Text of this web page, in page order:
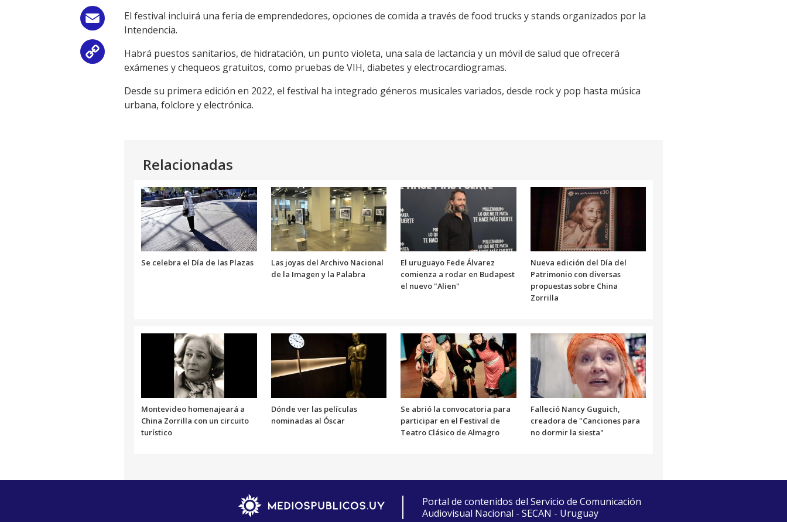
Email
Copy
El festival incluirá una feria de emprendedores, opciones de comida a través de food trucks y stands organizados por la
Intendencia.
Habrá puestos sanitarios, de hidratación, un punto violeta, una sala de lactancia y un móvil de salud que ofrecerá
exámenes y chequeos gratuitos, como pruebas de VIH, diabetes y electrocardiogramas.
Desde su primera edición en 2022, el festival ha integrado géneros musicales variados, desde rock y pop hasta música
urbana, folclore y electrónica.
Relacionadas
Se celebra el Día de las Plazas
Las joyas del Archivo Nacional
de la Imagen y la Palabra
El uruguayo Fede Álvarez
comienza a rodar en Budapest
el nuevo "Alien"
Nueva edición del Día del
Patrimonio con diversas
propuestas sobre China
Zorrilla
Montevideo homenajeará a
China Zorrilla con un circuito
turístico
Dónde ver las películas
nominadas al Óscar
Se abrió la convocatoria para
participar en el Festival de
Teatro Clásico de Almagro
Falleció Nancy Guguich,
creadora de "Canciones para
no dormir la siesta"
Portal de contenidos del Servicio de Comunicación
Audiovisual Nacional - SECAN - Uruguay